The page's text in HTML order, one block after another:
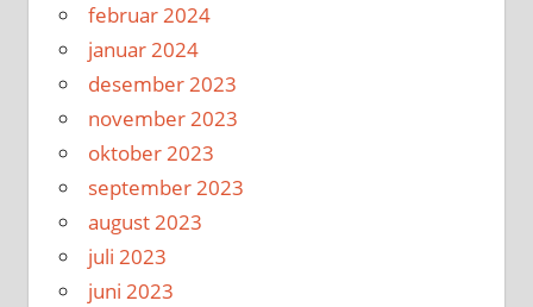
februar 2024
januar 2024
desember 2023
november 2023
oktober 2023
september 2023
august 2023
juli 2023
juni 2023